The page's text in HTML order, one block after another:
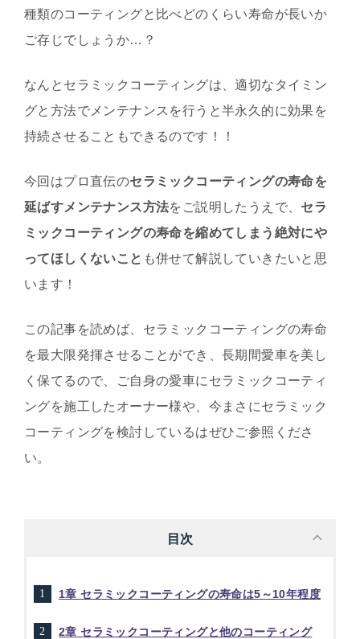
種類のコーティングと比べどのくらい寿命が長いか
ご存じでしょうか…？
なんとセラミックコーティングは、適切なタイミン
グと方法でメンテナンスを行うと半永久的に効果を
持続させることもできるのです！！
今回はプロ直伝のセラミックコーティングの寿命を
延ばすメンテナンス方法をご説明したうえで、 セラ
ミックコーティングの寿命を縮めてしまう絶対にや
ってほしくないこと も併せて解説していきたいと思
います！
この記事を読めば、セラミックコーティングの寿命
を最大限発揮させることができ、長期間愛車を美し
く保てるので、ご自身の愛車にセラミックコーティ
ングを施工したオーナー様や、今まさにセラミック
コーティングを検討しているはぜひご参照くださ
い。
目次
1章 セラミックコーティングの寿命は5～10年程度
2章 セラミックコーティングと他のコーティング